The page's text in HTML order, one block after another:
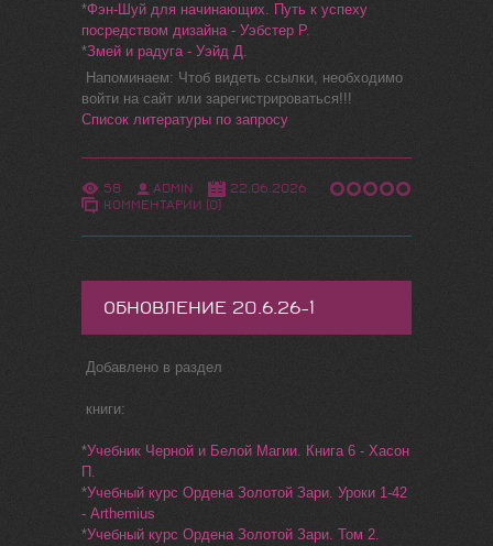
*Фэн-Шуй для начинающих. Путь к успеху
посредством дизайна - Уэбстер Р.
*Змей и радуга - Уэйд Д.
Напоминаем: Чтоб видеть ссылки, необходимо
войти на сайт или зарегистрироваться!!!
Список литературы по запросу
58 ADMIN
22.06.2026
КОММЕНТАРИИ (0)
ОБНОВЛЕНИЕ 20.6.26-1
Добавлено в раздел
книги:
*Учебник Черной и Белой Магии. Книга 6 - Хасон
П.
*Учебный курс Ордена Золотой Зари. Уроки 1-42
- Arthemius
*Учебный курс Ордена Золотой Зари. Том 2.